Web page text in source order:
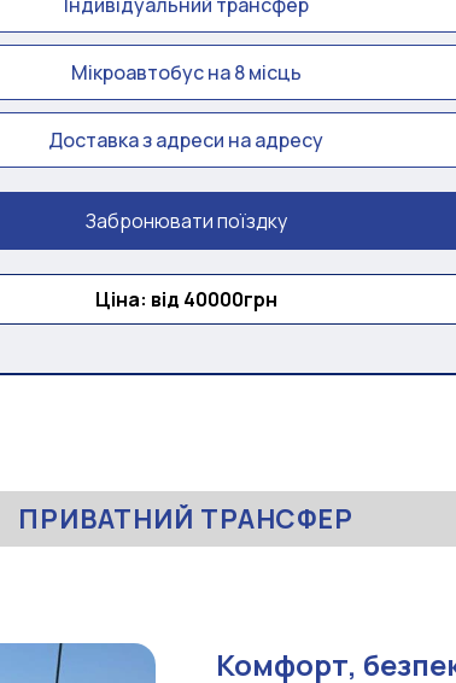
Мікроавтобус на 8 місць
Доставка з адреси на адресу
Забронювати поїздку
Ціна: від 40000грн
ПРИВАТНИЙ ТРАНСФЕР
Комфорт,